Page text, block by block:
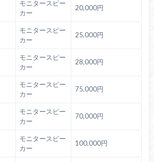
モニタースピー
カー
20,000円
モニタースピー
カー
25,000円
モニタースピー
カー
28,000円
モニタースピー
カー
75,000円
モニタースピー
カー
70,000円
モニタースピー
カー
100,000円